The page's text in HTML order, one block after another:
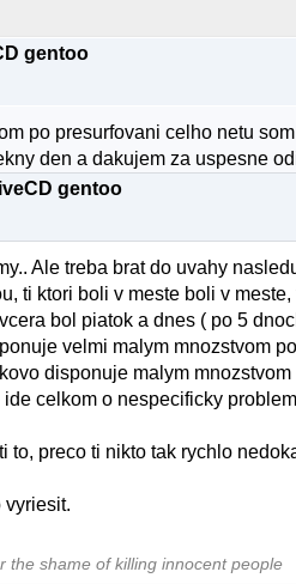
gentoo
po presurfovani celho netu
den a dakujem za uspesne
gentoo
Ale treba brat do uvahy
ti ktori boli v meste boli v
bol piatok a dnes ( po 5
velmi malym mnozstvom
disponuje malym
celkom o nespecificky problem
to, preco ti nikto tak rychlo
vyriesit.
the shame of killing innocent people